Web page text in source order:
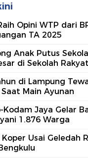
Opini WTP dari
TA 2025
Anak Putus
di Sekolah Rakyat
di Lampung
Main Ayunan
Kodam Jaya Gelar
1.876 Warga
Usai Geledah